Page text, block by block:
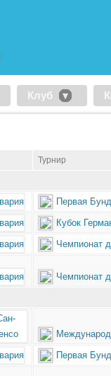
Клуб
Турнир
Первая
Кубок
Чемпионат
Чемпионат
Первая